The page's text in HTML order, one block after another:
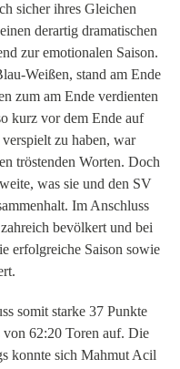
sicher ihres Gleichen
derartig dramatischen
zur emotionalen Saison.
Weißen, stand am Ende
zum am Ende verdienten
kurz vor dem Ende auf
zu haben, war
tröstenden Worten. Doch
was sie und den SV
Im Anschluss
bevölkert und bei
erfolgreiche Saison sowie
somit starke 37 Punkte
von 62:20 Toren auf. Die
konnte sich Mahmut Acil